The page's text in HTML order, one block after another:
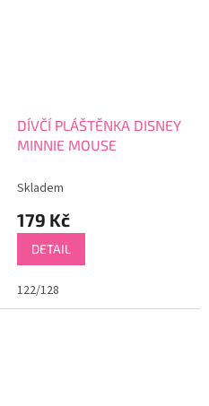
DÍVČÍ PLÁŠTĚNKA DISNEY
MINNIE MOUSE
Skladem
179 Kč
DETAIL
122/128